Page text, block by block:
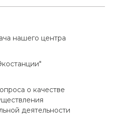
нашего центра
о качестве
деятельности